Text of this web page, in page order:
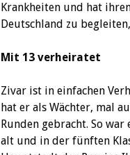
Krankheiten und hat
Deutschland zu
Mit 13 verheiratet
Zivar ist in einfachen
hat er als Wächter, mal
Runden gebracht. So
alt und in der fünften